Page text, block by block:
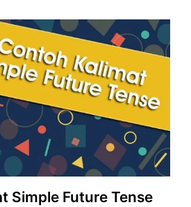
Simple Future Tense